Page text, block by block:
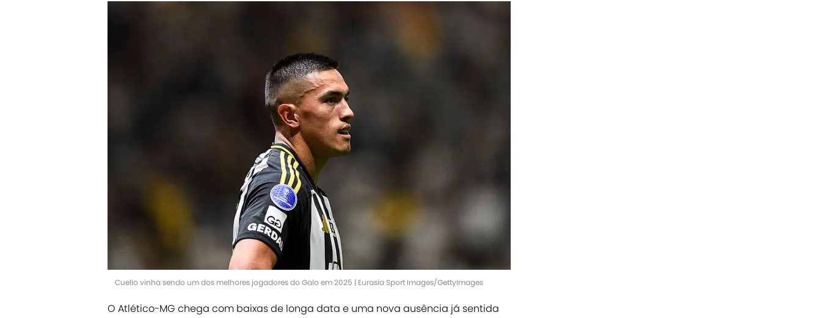
Cuello vinha sendo um dos melhores jogadores do Galo em 2025 | Eurasia Sport Images/GettyImages
O Atlético-MG chega com baixas de longa data e uma nova ausência já sentida